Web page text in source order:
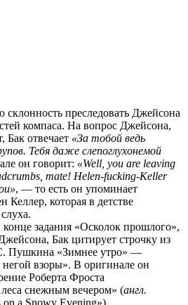
склонность преследовать Джейсона
компаса. На вопрос Джейсона,
Бак отвечает «За тобой ведь
Тебя даже слепоглухонемой
он говорит: «Well, you are leaving
mate! Helen-fucking-Keller
, — то есть он упоминает
Келлер, которая в детстве
задания «Осколок прошлого»,
Бак цитирует строчку из
Пушкина «Зимнее утро» —
взоры». В оригинале он
Роберта Фроста
снежным вечером» (англ.